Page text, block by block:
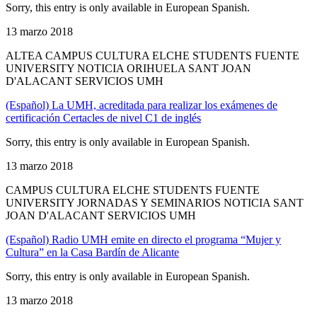
Sorry, this entry is only available in European Spanish.
13 marzo 2018
ALTEA CAMPUS CULTURA ELCHE STUDENTS FUENTE
UNIVERSITY NOTICIA ORIHUELA SANT JOAN
D'ALACANT SERVICIOS UMH
(Español) La UMH, acreditada para realizar los exámenes de
certificación Certacles de nivel C1 de inglés
Sorry, this entry is only available in European Spanish.
13 marzo 2018
CAMPUS CULTURA ELCHE STUDENTS FUENTE
UNIVERSITY JORNADAS Y SEMINARIOS NOTICIA SANT
JOAN D'ALACANT SERVICIOS UMH
(Español) Radio UMH emite en directo el programa “Mujer y
Cultura” en la Casa Bardín de Alicante
Sorry, this entry is only available in European Spanish.
13 marzo 2018